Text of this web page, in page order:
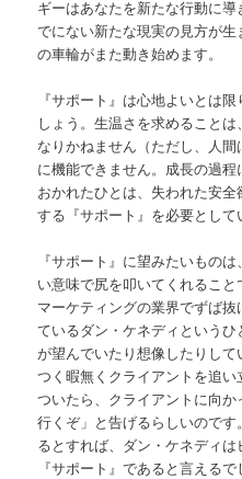
ギーはあなたを新たな行動に
でにない新たな現実の見方が
の車輪がまた動き始めます。
『サポート』は心地よいとは
しょう。生温さを求めること
なりかねません（ただし、人
に機能できません。成長の過
おかれたひとは、失われた安
する『サポート』を必要として
『サポート』に望みたいもの
い意味で尻を叩いてくれるこ
マーケティングの業界でずば
ているダン・ケネディという
が望んでいたり想像したりし
つく暇無くクライアントを追
ついたら、クライアントに向
行くぞ」と告げるらしいので
るとすれば、ダン・ケネディ
『サポート』であると言えるで